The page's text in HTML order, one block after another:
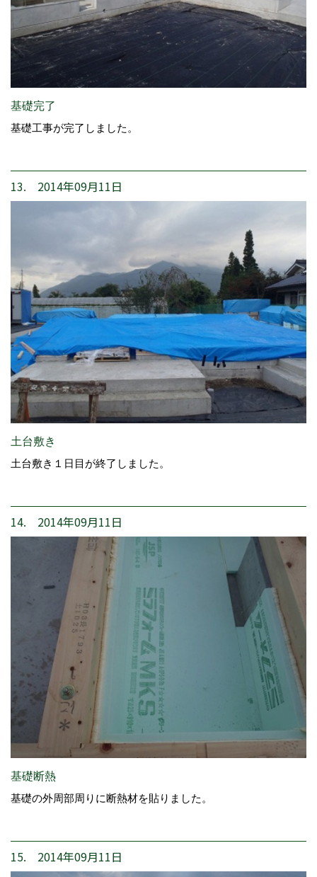
基礎完了
基礎工事が完了しました。
13. 2014年09月11日
土台敷き
土台敷き１日目が終了しました。
14. 2014年09月11日
基礎断熱
基礎の外周部周りに断熱材を貼りました。
15. 2014年09月11日